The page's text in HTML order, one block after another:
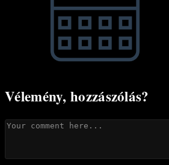
Vélemény, hozzászólás?
Comment